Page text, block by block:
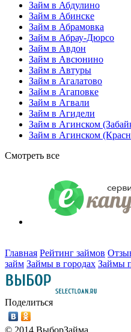
Займ в Абдулино
Займ в Абинске
Займ в Абрамовка
Займ в Абрау-Дюрсо
Займ в Авдон
Займ в Авсюнино
Займ в Автуры
Займ в Агалатово
Займ в Агаповке
Займ в Агвали
Займ в Агидели
Займ в Агинском
Займ в Агинском
Смотреть все
Главная Рейтинг займов
займ Займы в городах Займы
Поделиться
© 2014 ВыборЗайма